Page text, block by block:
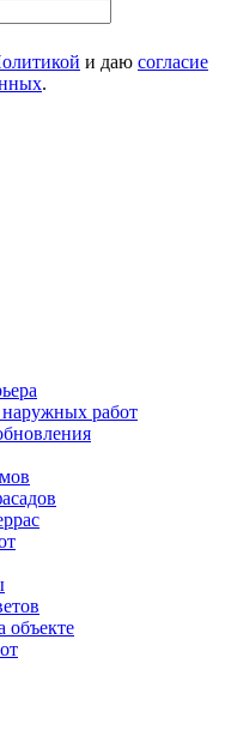
и даю согласие
.
работ
объекте